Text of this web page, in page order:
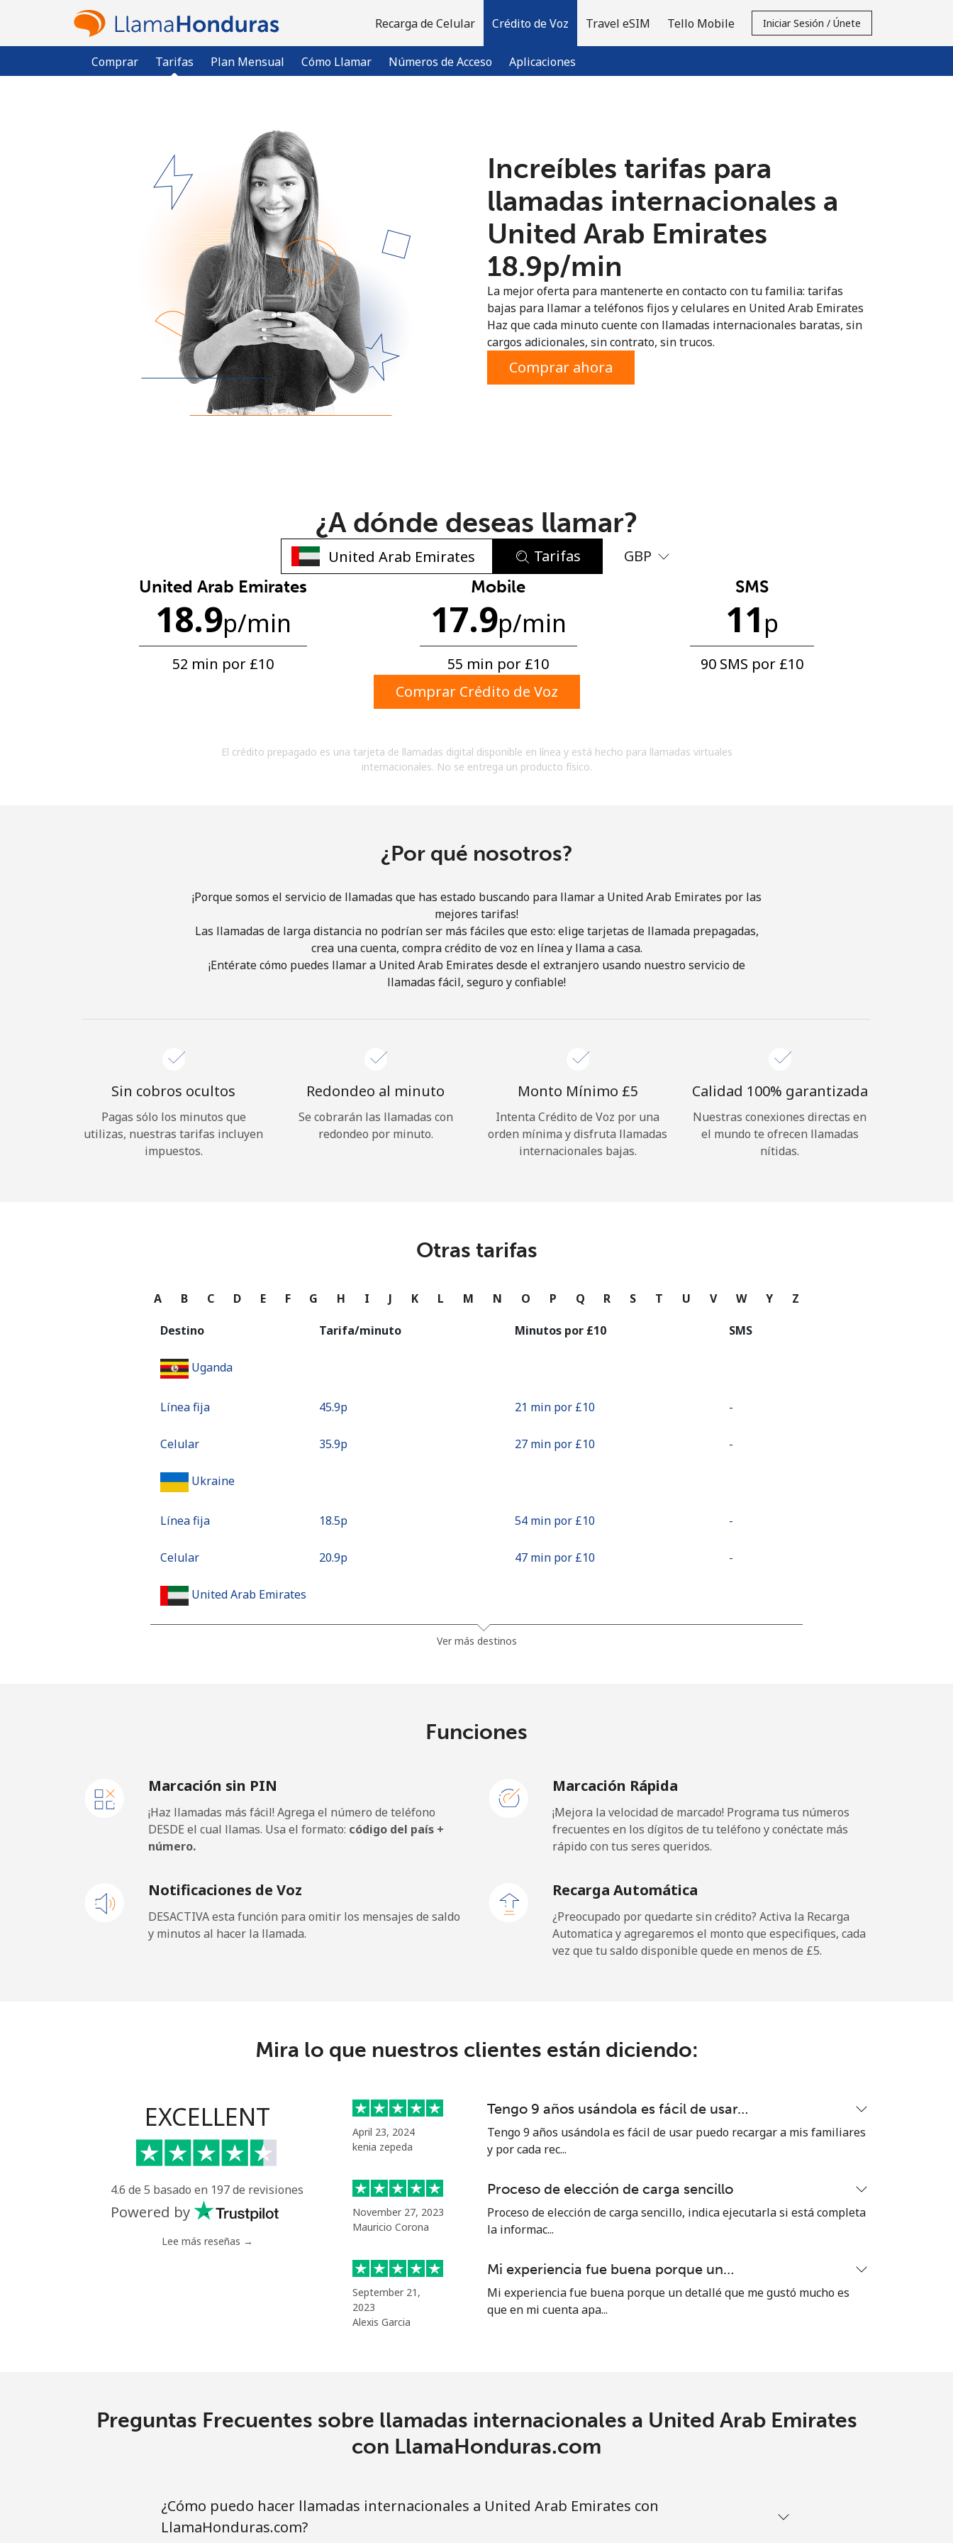
Recarga de Celular Crédito de Voz
Comprar Tarifas Plan Mensual Cómo Llamar Números de Acceso Aplicaciones
Travel eSIM Tello Mobile Iniciar Sesión / Únete
¿Ya tienes una cuenta? Inicia sesión →
Regístrate con
No se ha creado una contraseña
Mínimo 8 caracteres
Una letra mayúscula y una minúscula
Un caracter especial
acuerdo con estos
Términos y condiciones.
Únete
¡Hola!
Continuar con
Increíbles tarifas para
llamadas internacionales a
United Arab Emirates
⁦18.9p⁩/min
La mejor oferta para mantenerte en contacto con tu familia: tarifas
bajas para llamar a teléfonos fijos y celulares en United Arab Emirates
Haz que cada minuto cuente con llamadas internacionales baratas, sin
cargos adicionales, sin contrato, sin trucos.
Comprar ahora
¿A dónde deseas llamar?
Tarifas GBP
United Arab Emirates
18.9p/min
52 min por ⁦£10⁩
Mobile
17.9p/min
55 min por ⁦£10⁩
SMS
11p
90 SMS por ⁦£10⁩
Comprar Crédito de Voz
El crédito prepagado es una tarjeta de llamadas digital disponible en línea y está hecho para llamadas virtuales
internacionales. No se entrega un producto físico.
¿Por qué nosotros?
¡Porque somos el servicio de llamadas que has estado buscando para llamar a United Arab Emirates por las
mejores tarifas!
Las llamadas de larga distancia no podrían ser más fáciles que esto: elige tarjetas de llamada prepagadas,
crea una cuenta, compra crédito de voz en línea y llama a casa.
¡Entérate cómo puedes llamar a United Arab Emirates desde el extranjero usando nuestro servicio de
llamadas fácil, seguro y confiable!
Sin cobros ocultos
Pagas sólo los minutos que
utilizas, nuestras tarifas incluyen
impuestos.
Redondeo al minuto
Se cobrarán las llamadas con
redondeo por minuto.
Monto Mínimo ⁦£5⁩
Intenta Crédito de Voz por una
orden mínima y disfruta llamadas
internacionales bajas.
Calidad 100% garantizada
Nuestras conexiones directas en
el mundo te ofrecen llamadas
nítidas.
Otras tarifas
A B C D E F G H I J K L M N O P Q R S T U V W Y Z
Destino Tarifa/minuto Minutos por ⁦£10⁩ SMS
Uganda
Línea fija ⁦45.9p⁩ 21 min por ⁦£10⁩ -
Celular ⁦35.9p⁩ 27 min por ⁦£10⁩ -
Ukraine
Línea fija ⁦18.5p⁩ 54 min por ⁦£10⁩ -
Celular ⁦20.9p⁩ 47 min por ⁦£10⁩ -
United Arab Emirates
Celular 500 min por ⁦£10⁩
Premium ⁦32.9p⁩ 30 min por ⁦£10⁩
All country 665 min por ⁦£10⁩
Uruguay
⁦5.5p⁩ 181 min por ⁦£10⁩
All country 74 min por ⁦£10⁩
Uzbekistan
Línea fija
Celular 74 min por ⁦£10⁩
77 min por ⁦£10⁩ -
Ver más destinos
Funciones
Marcación sin PIN
¡Haz llamadas más fácil! Agrega el número de teléfono
DESDE el cual llamas. Usa el formato: código del país +
número.
Marcación Rápida
¡Mejora la velocidad de marcado! Programa tus números
frecuentes en los dígitos de tu teléfono y conéctate más
rápido con tus seres queridos.
Notificaciones de Voz
DESACTIVA esta función para omitir los mensajes de saldo
y minutos al hacer la llamada.
Recarga Automática
¿Preocupado por quedarte sin crédito? Activa la Recarga
Automatica y agregaremos el monto que especifiques, cada
vez que tu saldo disponible quede en menos de ⁦£5⁩.
Mira lo que nuestros clientes están diciendo:
EXCELLENT
4.6 de 5 basado en 197 de revisiones
Powered by
Lee más reseñas →
April 23, 2024
kenia zepeda
Tengo 9 años usándola es fácil de usar…
Tengo 9 años usándola es fácil de usar puedo recargar a mis familiares
y por cada rec...
November 27, 2023
Mauricio Corona
Proceso de elección de carga sencillo
Proceso de elección de carga sencillo, indica ejecutarla si está completa
la informac...
September 21,
2023
Alexis Garcia
Mi experiencia fue buena porque un…
Mi experiencia fue buena porque un detallé que me gustó mucho es
que en mi cuenta apa...
Preguntas Frecuentes sobre llamadas internacionales a United Arab Emirates
con LlamaHonduras.com
¿Cómo puedo hacer llamadas internacionales a United Arab Emirates con
LlamaHonduras.com?